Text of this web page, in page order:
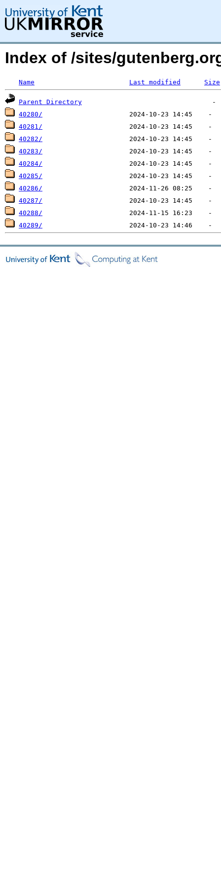
Index of /sites/
Name Last modified Size
Parent Directory
40280/
40281/
40282/
40283/
40284/
40285/
40286/
40287/
40288/
40289/